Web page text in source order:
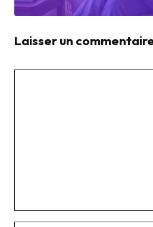
Laisser un